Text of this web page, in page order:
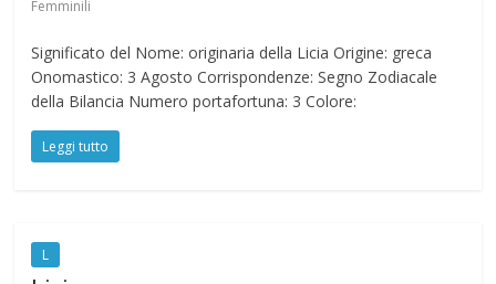
Femminili
Significato del Nome: originaria della Licia Origine: greca
Onomastico: 3 Agosto Corrispondenze: Segno Zodiacale
della Bilancia Numero portafortuna: 3 Colore:
Leggi tutto
L